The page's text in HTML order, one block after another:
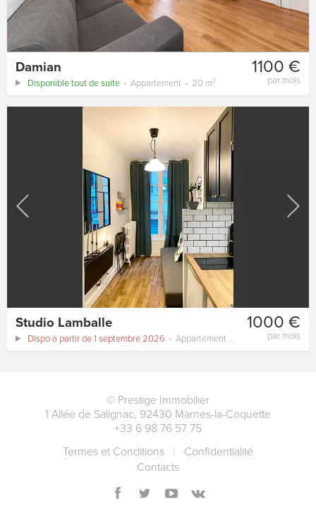
1100 €
par mois
Damian
Disponible tout de suite Appartement 20 m²
1000 €
par mois
Studio Lamballe
Dispo à partir de 1 septembre 2026 Appartement
© Prestige Immobilier
1 Allée de Salignac, 92430 Marnes-la-Coquette
+33 6 98 76 57 75
Termes et Conditions
Сonfidentialité
Contacts